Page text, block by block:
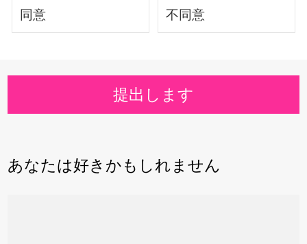
同意 不同意
提出します
あなたは好きかもしれません